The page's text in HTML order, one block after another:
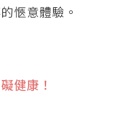
愜意體驗。
健康！